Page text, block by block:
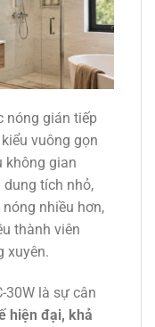
nóng gián tiếp
vuông gọn
không gian
tích nhỏ,
nóng nhiều hơn,
thành viên
xuyên.
30W là sự cân
hiện đại, khả